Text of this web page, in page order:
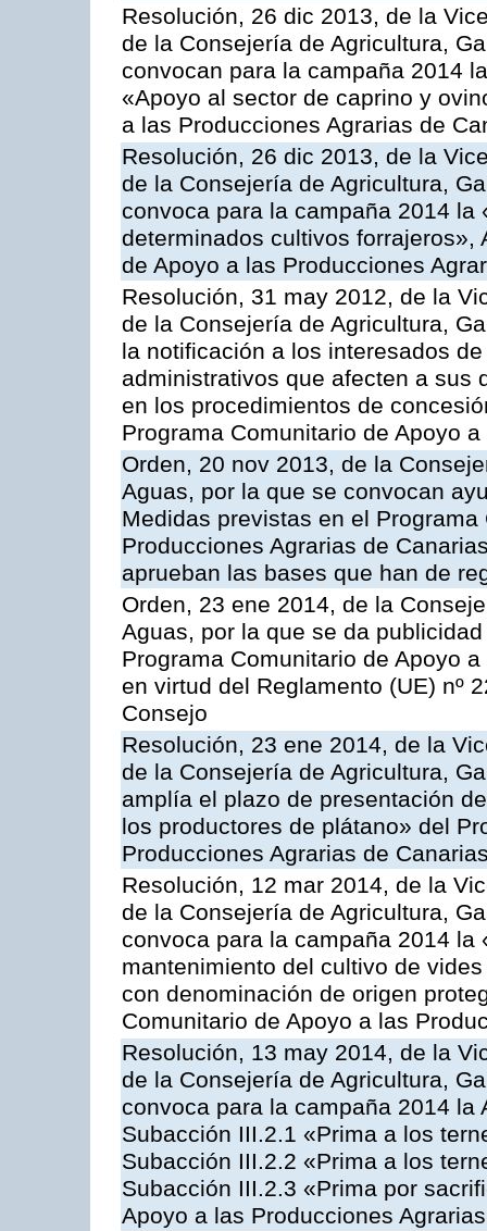
Resolución, 26 dic 2013, de la
de la Consejería de Agricultura,
convocan para la campaña 2014
«Apoyo al sector de caprino y
a las Producciones Agrarias de
Resolución, 26 dic 2013, de la
de la Consejería de Agricultura,
convoca para la campaña 2014 la
determinados cultivos forrajeros»,
de Apoyo a las Producciones
Resolución, 31 may 2012, de la
de la Consejería de Agricultura,
la notificación a los interesados
administrativos que afecten a sus
en los procedimientos de
Programa Comunitario de Apoyo
Orden, 20 nov 2013, de la
Aguas, por la que se convocan
Medidas previstas en el
Producciones Agrarias de
aprueban las bases que han de
Orden, 23 ene 2014, de la
Aguas, por la que se da
Programa Comunitario de Apoyo
en virtud del Reglamento (UE) nº
Consejo
Resolución, 23 ene 2014, de la
de la Consejería de Agricultura,
amplía el plazo de presentación
los productores de plátano» del
Producciones Agrarias de
Resolución, 12 mar 2014, de la
de la Consejería de Agricultura,
convoca para la campaña 2014 la
mantenimiento del cultivo de
con denominación de origen
Comunitario de Apoyo a las
Resolución, 13 may 2014, de la
de la Consejería de Agricultura,
convoca para la campaña 2014
Subacción III.2.1 «Prima a los
Subacción III.2.2 «Prima a los
Subacción III.2.3 «Prima por
Apoyo a las Producciones